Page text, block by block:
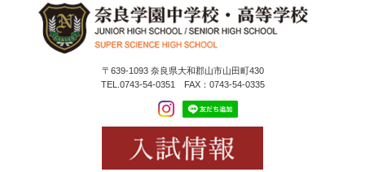
〒639-1093 奈良県大和郡山市山田町430
TEL.0743-54-0351 FAX：0743-54-0335